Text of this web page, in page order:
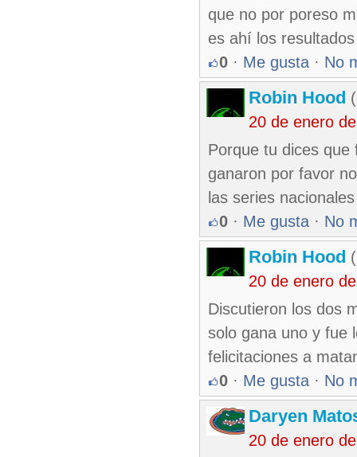
que no por poreso
es ahí los resultados
0 · Me gusta · No
Robin Hood
20 de enero
Porque tu dices que
ganaron por favor
las series nacionales
0 · Me gusta · No
Robin Hood
20 de enero
Discutieron los dos
solo gana uno y fue
felicitaciones a
0 · Me gusta · No
Daryen
20 de enero